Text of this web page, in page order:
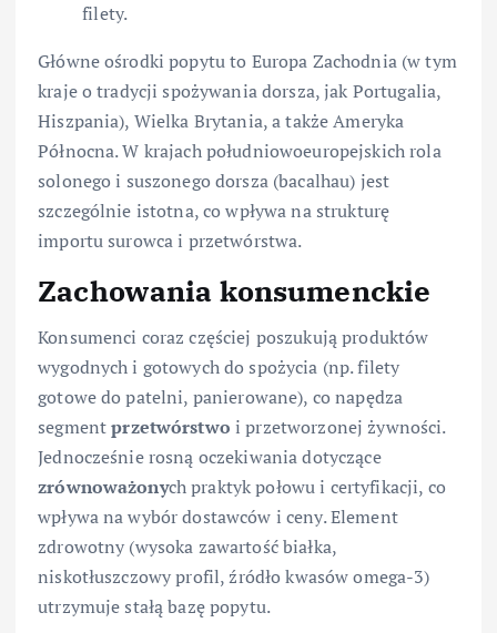
filety.
Główne ośrodki popytu to Europa Zachodnia (w tym
kraje o tradycji spożywania dorsza, jak Portugalia,
Hiszpania), Wielka Brytania, a także Ameryka
Północna. W krajach południowoeuropejskich rola
solonego i suszonego dorsza (bacalhau) jest
szczególnie istotna, co wpływa na strukturę
importu surowca i przetwórstwa.
Zachowania konsumenckie
Konsumenci coraz częściej poszukują produktów
wygodnych i gotowych do spożycia (np. filety
gotowe do patelni, panierowane), co napędza
segmentprzetwórstwo i przetworzonej żywności.
Jednocześnie rosną oczekiwania dotyczące
zrównoważonych praktyk połowu i certyfikacji, co
wpływa na wybór dostawców i ceny. Element
zdrowotny (wysoka zawartość białka,
niskotłuszczowy profil, źródło kwasów omega-3)
utrzymuje stałą bazę popytu.